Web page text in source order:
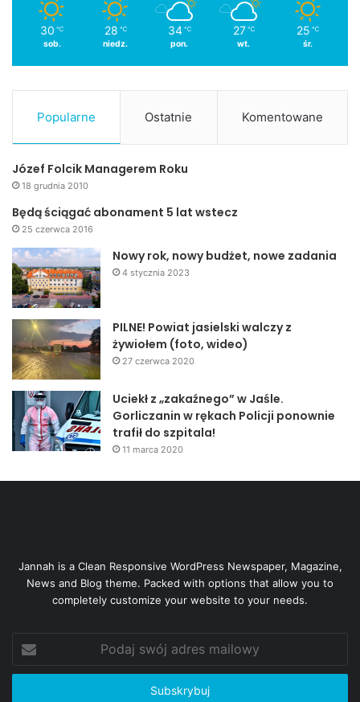
30 ℃
sob.
28 ℃
niedz.
34 ℃
pon.
27 ℃
wt.
25 ℃
śr.
Popularne Ostatnie Komentowane
Józef Folcik Managerem Roku
18 grudnia 2010
Będą ściągać abonament 5 lat wstecz
25 czerwca 2016
Nowy rok, nowy budżet, nowe zadania
4 stycznia 2023
PILNE! Powiat jasielski walczy z
żywiołem (foto, wideo)
27 czerwca 2020
Uciekł z „zakaźnego” w Jaśle.
Gorliczanin w rękach Policji ponownie
trafił do szpitala!
11 marca 2020
Jannah is a Clean Responsive WordPress Newspaper, Magazine,
News and Blog theme. Packed with options that allow you to
completely customize your website to your needs.
swój
adres